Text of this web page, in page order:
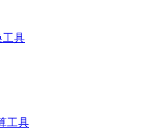
工具
工具